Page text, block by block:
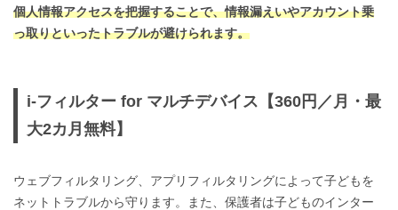
個人情報アクセスを把握することで、情報漏えいやアカウント乗
っ取りといったトラブルが避けられます。
i-フィルター for マルチデバイス【360円／月・最
大2カ月無料】
ウェブフィルタリング、アプリフィルタリングによって子どもを
ネットトラブルから守ります。また、保護者は子どものインター